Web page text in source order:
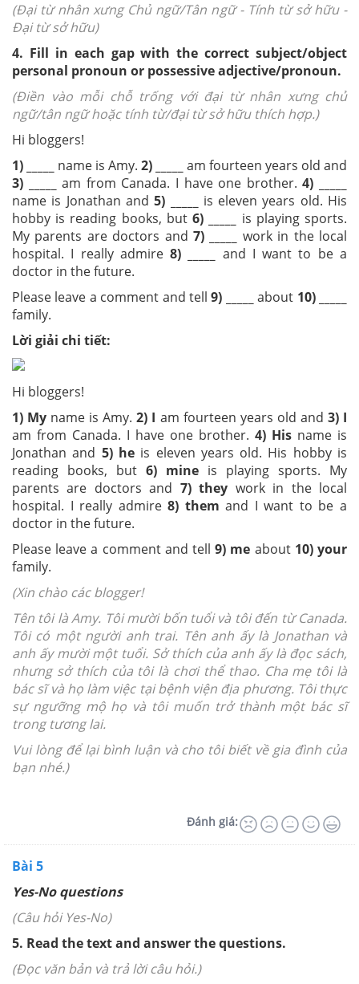
(Đại từ nhân xưng Chủ ngữ/Tân ngữ - Tính từ sở hữu -
Đại từ sở hữu)
4. Fill in each gap with the correct subject/object
personal pronoun or possessive adjective/pronoun.
(Điền vào mỗi chỗ trống với đại từ nhân xưng chủ
ngữ/tân ngữ hoặc tính từ/đại từ sở hữu thích hợp.)
Hi bloggers!
1) _____
name is Amy. 2) _____
am fourteen years old and
3) _____
am from Canada. I have one brother.4) _____
name is Jonathan and5) _____
is eleven years old. His
hobby is reading books, but6) _____
is playing sports.
My parents are doctors and 7) _____ work in the local
hospital. I really admire8) _____
and I want to be a
doctor in the future.
Please leave a comment and tell9) _____ about 10) _____
family.
Lời giải chi tiết:
Hi bloggers!
1) My name is Amy.2) I am fourteen years old and 3) I
am from Canada. I have one brother. 4) His name is
Jonathan and 5) heis eleven years old. His hobby is
reading books, but 6) mine is playing sports. My
parents are doctors and 7) they work in the local
hospital. I really admire8) them and I want to be a
doctor in the future.
Please leave a comment and tell9) me about 10) your
family.
(Xin chào các blogger!
Tên tôi là Amy. Tôi mười bốn tuổi và tôi đến từ Canada.
Tôi có một người anh trai. Tên anh ấy là Jonathan và
anh ấy mười một tuổi. Sở thích của anh ấy là đọc sách,
nhưng sở thích của tôi là chơi thể thao. Cha mẹ tôi là
bác sĩ và họ làm việc tại bệnh viện địa phương. Tôi thực
sự ngưỡng mộ họ và tôi muốn trở thành một bác sĩ
trong tương lai.
Vui lòng để lại bình luận và cho tôi biết về gia đình của
bạn nhé.)
Đánh giá:
Bài 5
Yes-No questions
(Câu hỏi Yes-No)
5. Read the text and answer the questions.
(Đọc văn bản và trả lời câu hỏi.)